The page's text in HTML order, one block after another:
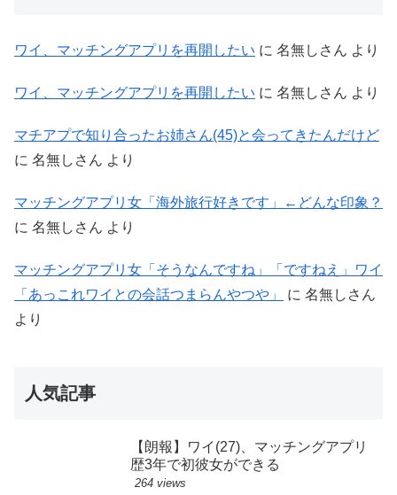
ワイ、マッチングアプリを再開したい に 名無しさん より
ワイ、マッチングアプリを再開したい に 名無しさん より
マチアプで知り合ったお姉さん(45)と会ってきたんだけど
に 名無しさん より
マッチングアプリ女「海外旅行好きです」←どんな印象？
に 名無しさん より
マッチングアプリ女「そうなんですね」「ですねえ」ワイ
「あっこれワイとの会話つまらんやつや」
に 名無しさん
より
人気記事
【朗報】ワイ(27)、マッチングアプリ
歴3年で初彼女ができる
264 views